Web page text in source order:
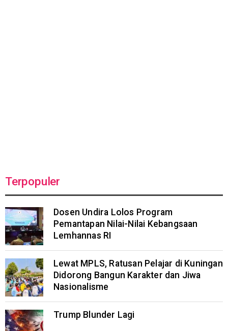
Terpopuler
Dosen Undira Lolos Program
Pemantapan Nilai-Nilai Kebangsaan
Lemhannas RI
Lewat MPLS, Ratusan Pelajar di Kuningan
Didorong Bangun Karakter dan Jiwa
Nasionalisme
Trump Blunder Lagi